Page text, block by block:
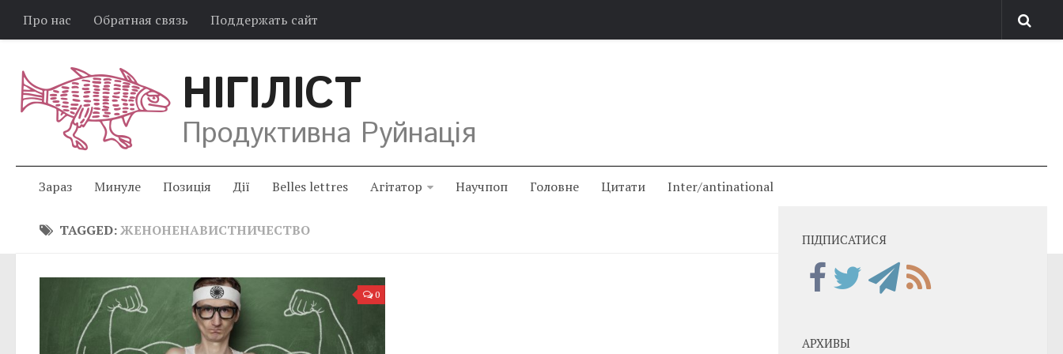
Про нас Обратная связь Поддержать сайт
НІГІЛІСТ
Продуктивна Руйнація
Зараз Минуле Позиція Дії Belles lettres Агітатор Научпоп Головне Цитати Inter/antinational
TAGGED:ЖЕНОНЕНАВИСТНИЧЕСТВО
0
ПІДПИСАТИСЯ
АРХИВЫ